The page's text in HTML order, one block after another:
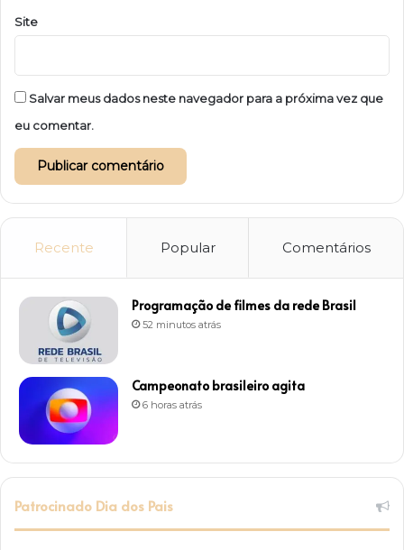
Site
Salvar meus dados neste navegador para a próxima vez que
eu comentar.
Recente Popular Comentários
Programação de filmes da rede Brasil
52 minutos atrás
Campeonato brasileiro agita
6 horas atrás
Patrocinado Dia dos Pais